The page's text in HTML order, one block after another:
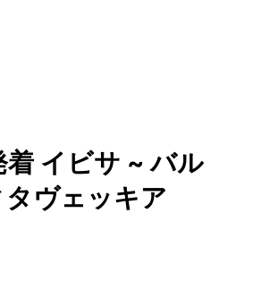
イビサ ~ バル
ヴェッキア